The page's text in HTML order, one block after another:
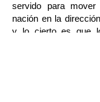
servido para
nación en la
y lo cierto es que